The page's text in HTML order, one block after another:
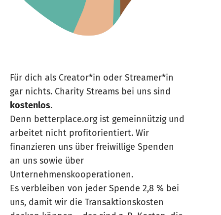
Für dich als Creator*in oder Streamer*in
gar nichts. Charity Streams bei uns sind
kostenlos.
Denn betterplace.org ist gemeinnützig und
arbeitet nicht profitorientiert. Wir
finanzieren uns über freiwillige Spenden
an uns sowie über
Unternehmenskooperationen.
Es verbleiben von jeder Spende 2,8 % bei
uns, damit wir die Transaktionskosten